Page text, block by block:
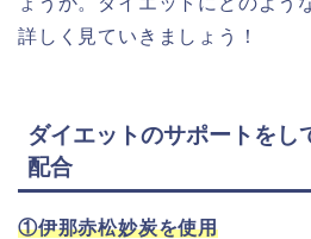
詳しく見ていきましょう！
ダイエットのサポートをし
配合
①伊那赤松妙炭を使用